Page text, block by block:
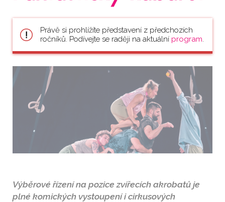
Právě si prohlížíte představení z předchozích
ročníků. Podívejte se raději na aktuální program.
Výběrové řízení na pozice zvířecích akrobatů je
plné komických vystoupení i cirkusových